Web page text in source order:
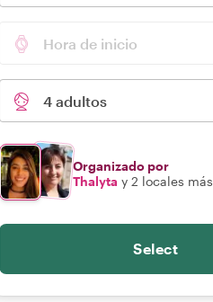
Hora de inicio
4 adultos
Organizado por
Thalyta y 2 locales más
Select